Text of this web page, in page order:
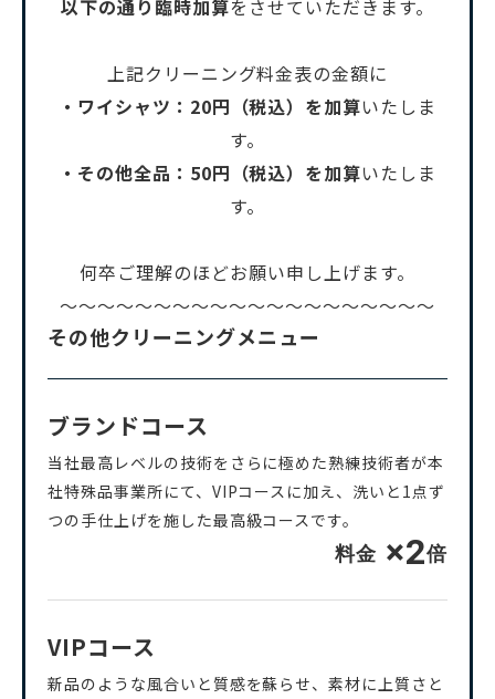
以下の通り臨時加算をさせていただきます。
上記クリーニング料金表の金額に
・ワイシャツ：20円（税込）を加算いたしま
す。
・その他全品：50円（税込）を加算いたしま
す。
何卒ご理解のほどお願い申し上げます。
～～～～～～～～～～～～～～～～～～～～
その他クリーニングメニュー
ブランドコース
当社最高レベルの技術をさらに極めた熟練技術者が本
社特殊品事業所にて、VIPコースに加え、洗いと1点ず
つの手仕上げを施した最高級コースです。
料金 ×2倍
VIPコース
新品のような風合いと質感を蘇らせ、素材に上質さと